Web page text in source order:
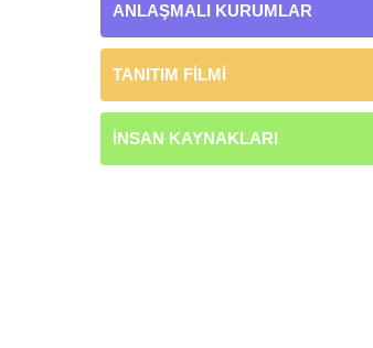
ANLAŞMALI KURUMLAR
TANITIM FİLMİ
İNSAN KAYNAKLARI